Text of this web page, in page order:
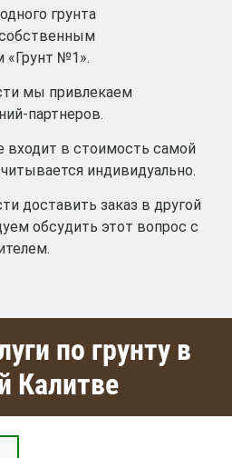
грунта
«Грунт №1».
мы привлекаем
партнеров.
входит в стоимость самой
индивидуально.
доставить заказ в другой
обсудить этот вопрос с
по грунту в
Калитве